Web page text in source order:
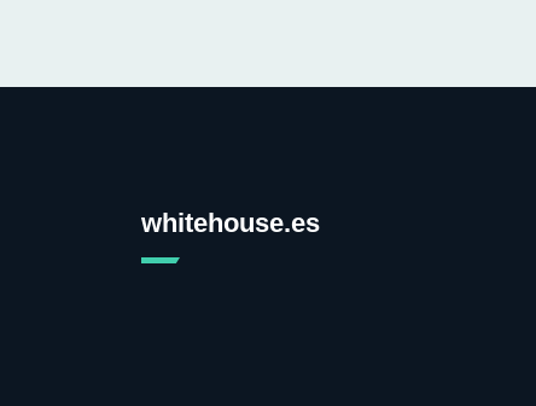
whitehouse.es